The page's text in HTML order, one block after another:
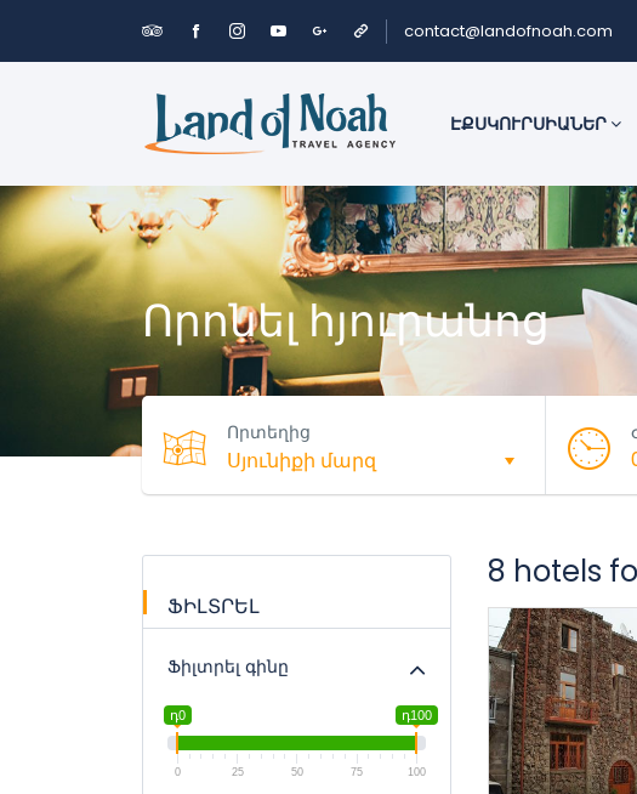
contact@landofnoah.com
ԷՔՍԿՈՒՐՍԻԱՆԵՐ
Որոնել հյուրանոց
Որտեղից
ՖԻԼՏՐԵԼ
Ֆիլտրել գինը
դ0 դ100
0 25 50 75 100
8 hotels